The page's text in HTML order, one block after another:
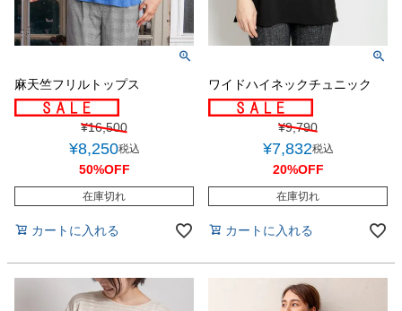
麻天竺フリルトップス
¥16,500
¥8,250税込
50%OFF
在庫切れ
カートに入れる
ワイドハイネックチュニック
¥9,790
¥7,832税込
20%OFF
在庫切れ
カートに入れる